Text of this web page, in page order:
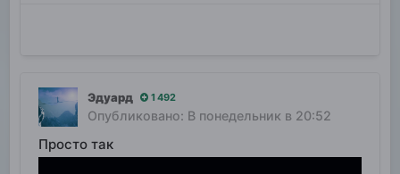
Эдуард 1 492
Опубликовано: В понедельник в 20:52
Просто так